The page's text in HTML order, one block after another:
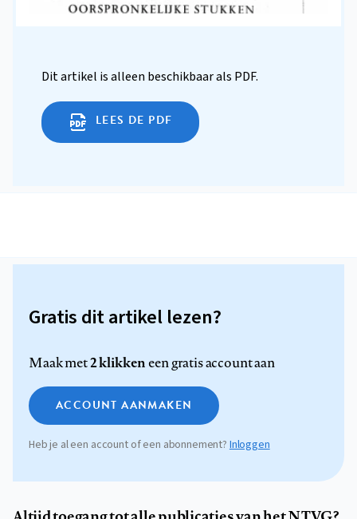
Dit artikel is alleen beschikbaar als PDF.
LEES DE PDF
Gratis dit artikel lezen?
Maak met2 klikkeneen gratis account aan
ACCOUNT AANMAKEN
Heb je al een account of een abonnement? Inloggen